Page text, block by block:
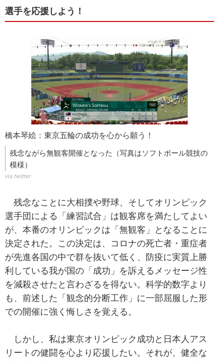
選手を応援しよう！
橋本琴絵：東京五輪の成功を心から願う！
残念ながら無観客開催となった（写真はソフトボール競技の
模様）
via twitter
残念なことに大相撲や野球、そしてオリンピック
選手団による「練習試合」は観客席を満たしてよい
が、本番のオリンピックは「無観客」となることに
決定された。この決定は、コロナの死亡者・重症者
が先進各国の中で群を抜いて低く、防疫に実質上勝
利している我が国の「成功」を訴えるメッセージ性
を減殺させたと言わざるを得ない。科学的数字より
も、前述した「観念的分断工作」に一部屈服した形
での開催に強く悔しさを覚える。
しかし、私は東京オリンピック成功と日本人アス
リートの健闘を心より応援したい。それが、健全な